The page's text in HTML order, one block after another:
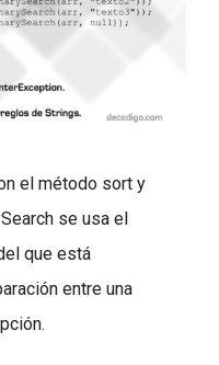
el método sort y
se usa el
que está
entre una